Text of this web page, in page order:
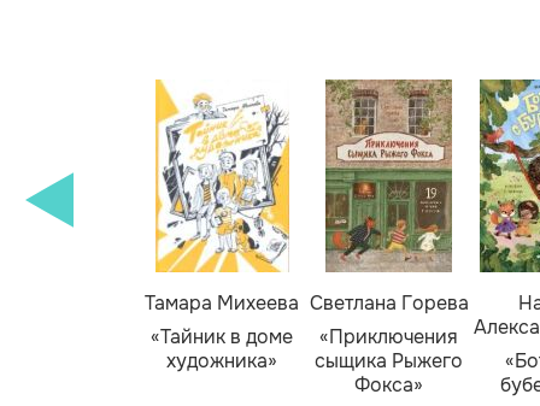
Тамара Михеева
«Тайник в доме
художника»
Светлана Горева
«Приключения
сыщика Рыжего
Фокса»